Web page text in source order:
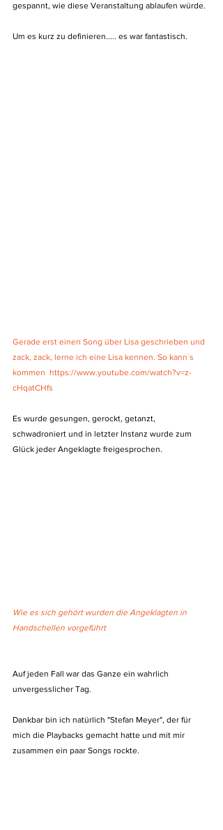
gespannt, wie diese Veranstaltung ablaufen würde.
Um es kurz zu definieren..... es war fantastisch.
Gerade erst einen Song über Lisa geschrieben und
zack, zack, lerne ich eine Lisa kennen. So kann`s
kommen  https://www.youtube.com/watch?v=z-
cHqatCHfs
Es wurde gesungen, gerockt, getanzt,
schwadroniert und in letzter Instanz wurde zum
Glück jeder Angeklagte freigesprochen.
Wie es sich gehört wurden die Angeklagten in
Handschellen vorgeführt
Auf jeden Fall war das Ganze ein wahrlich
unvergesslicher Tag.
Dankbar bin ich natürlich "Stefan Meyer", der für
mich die Playbacks gemacht hatte und mit mir
zusammen ein paar Songs rockte.